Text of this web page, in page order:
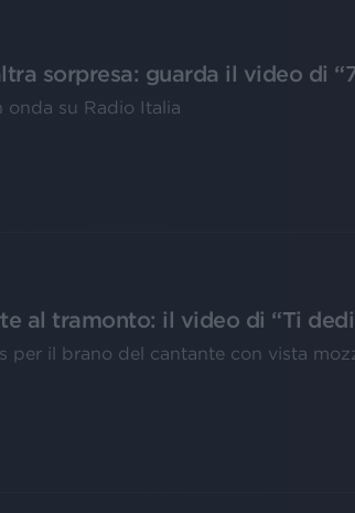
sorpresa: guarda il video di
onda su Radio Italia
al tramonto: il video di “Ti
per il brano del cantante con vista